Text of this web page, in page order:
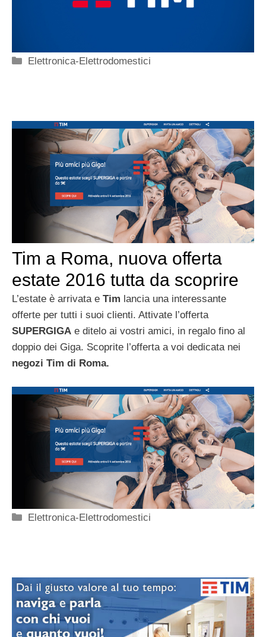
Categorie
Elettronica-Elettrodomestici
Tim a Roma, nuova offerta
estate 2016 tutta da scoprire
L’estate è arrivata e Tim lancia una interessante
offerte per tutti i suoi clienti. Attivate l’offerta
SUPERGIGA e ditelo ai vostri amici, in regalo fino al
doppio dei Giga. Scoprite l’offerta a voi dedicata nei
negozi Tim di Roma.
Categorie
Elettronica-Elettrodomestici